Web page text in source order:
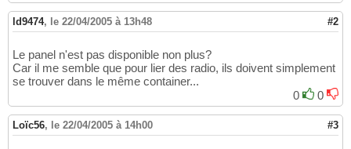
ld9474, le 22/04/2005 à 13h48 #2
Le panel n'est pas disponible non plus?
Car il me semble que pour lier des radio, ils doivent simplement
se trouver dans le même container...
0
0
Loïc56, le 22/04/2005 à 14h00 #3